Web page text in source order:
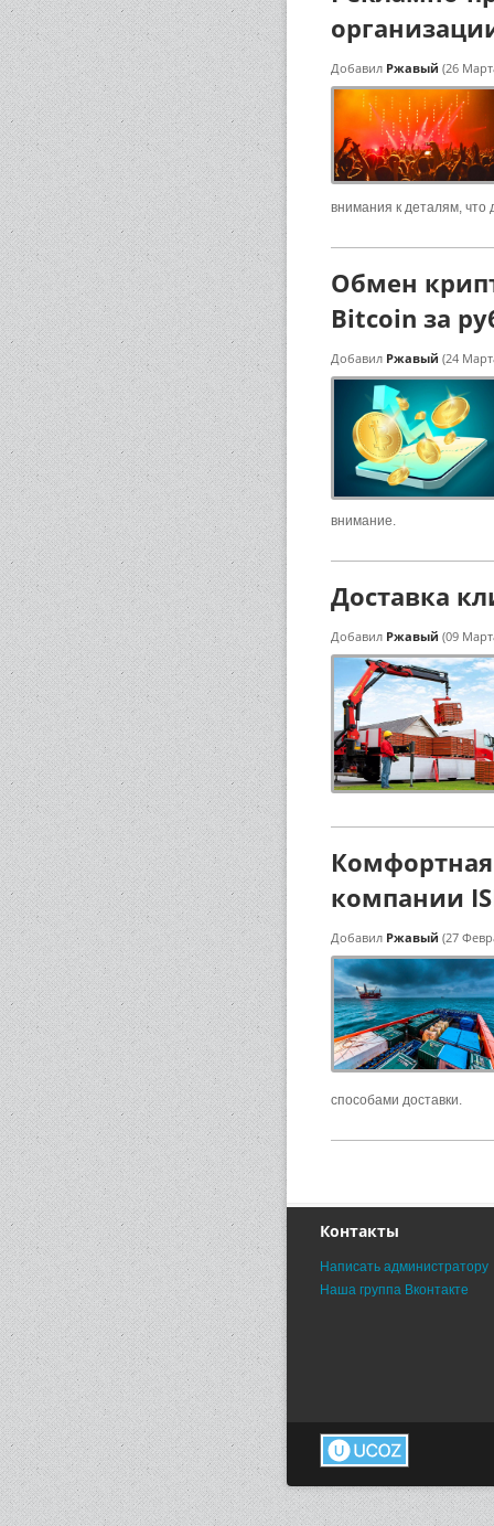
Добавил Ржавый (26
внимания к деталям, что
Обмен
Bitcoin за
Добавил Ржавый (24
внимание.
Доставка
Добавил Ржавый (09
компании
Добавил Ржавый (27
способами доставки.
Контакты
Написать администратору
Наша группа Вконтакте